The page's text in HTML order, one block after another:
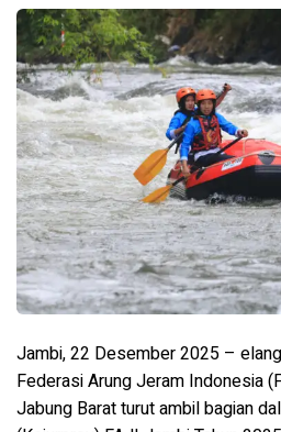
Jambi, 22 Desember 2025 –
Federasi Arung Jeram Indonesia
Jabung Barat turut ambil bagian